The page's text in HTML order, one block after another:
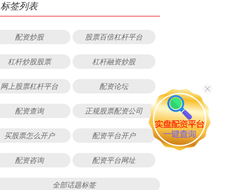
标签列表
配资炒股 股票百倍杠杆平台
杠杆炒股股票 杠杆融资炒股
网上股票杠杆平台 配资论坛
配资查询 正规股票配资公司
买股票怎么开户 配资平台开户
配资咨询 配资平台网址
全部话题标签